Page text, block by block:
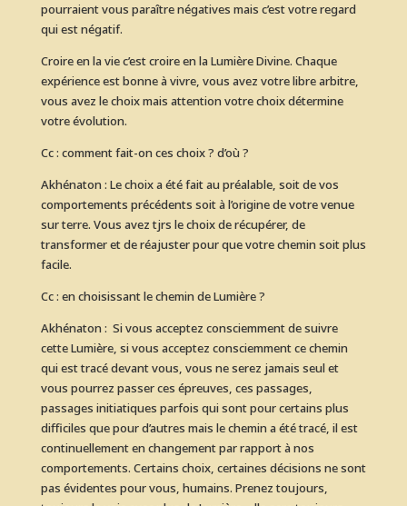
pourraient vous paraître négatives mais c’est votre regard
qui est négatif.
Croire en la vie c’est croire en la Lumière Divine. Chaque
expérience est bonne à vivre, vous avez votre libre arbitre,
vous avez le choix mais attention votre choix détermine
votre évolution.
Cc : comment fait-on ces choix ? d’où ?
Akhénaton : Le choix a été fait au préalable, soit de vos
comportements précédents soit à l’origine de votre venue
sur terre. Vous avez tjrs le choix de récupérer, de
transformer et de réajuster pour que votre chemin soit plus
facile.
Cc : en choisissant le chemin de Lumière ?
Akhénaton : Si vous acceptez consciemment de suivre
cette Lumière, si vous acceptez consciemment ce chemin
qui est tracé devant vous, vous ne serez jamais seul et
vous pourrez passer ces épreuves, ces passages,
passages initiatiques parfois qui sont pour certains plus
difficiles que pour d’autres mais le chemin a été tracé, il est
continuellement en changement par rapport à nos
comportements. Certains choix, certaines décisions ne sont
pas évidentes pour vous, humains. Prenez toujours,